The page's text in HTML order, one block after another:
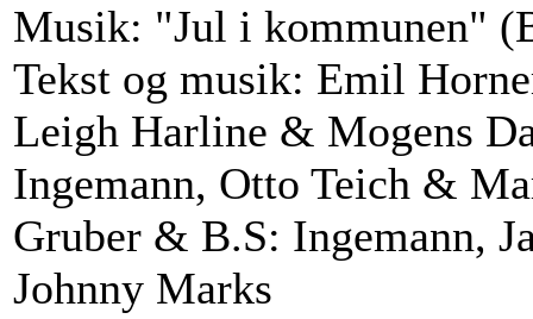
Musik: "Jul i kommunen"
Tekst og musik: Emil
Leigh Harline & Mogens
Ingemann, Otto Teich &
Gruber & B.S: Ingemann,
Johnny Marks